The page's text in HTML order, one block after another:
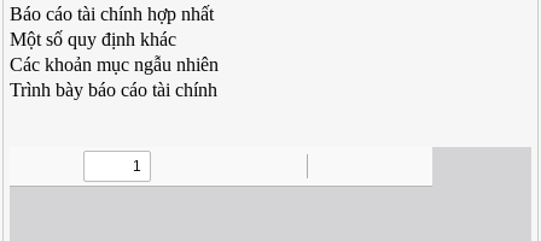
Báo cáo tài chính hợp nhất
Một số quy định khác
Các khoản mục ngẫu nhiên
Trình bày báo cáo tài chính